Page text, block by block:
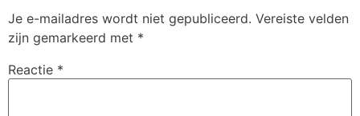
Je e-mailadres wordt niet gepubliceerd. Vereiste velden
zijn gemarkeerd met *
Reactie *